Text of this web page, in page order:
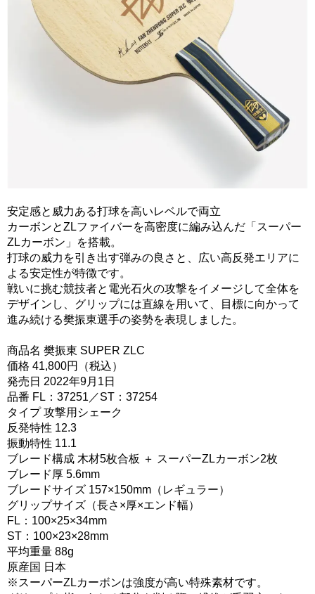
安定感と威力ある打球を高いレベルで両立
カーボンとZLファイバーを高密度に編み込んだ「スーパー
ZLカーボン」を搭載。
打球の威力を引き出す弾みの良さと、広い高反発エリアに
よる安定性が特徴です。
戦いに挑む競技者と電光石火の攻撃をイメージして全体を
デザインし、グリップには直線を用いて、目標に向かって
進み続ける樊振東選手の姿勢を表現しました。
商品名 樊振東 SUPER ZLC
価格 41,800円（税込）
発売日 2022年9月1日
品番 FL：37251／ST：37254
タイプ 攻撃用シェーク
反発特性 12.3
振動特性 11.1
ブレード構成 木材5枚合板 ＋ スーパーZLカーボン2枚
ブレード厚 5.6mm
ブレードサイズ 157×150mm（レギュラー）
グリップサイズ（長さ×厚×エンド幅）
FL：100×25×34mm
ST：100×23×28mm
平均重量 88g
原産国 日本
※スーパーZLカーボンは強度が高い特殊素材です。